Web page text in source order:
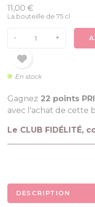
11,00 €
La bouteille de 75 cl
- +
En stock
Gagnez 22 points
avec l'achat de cette
Le CLUB FIDÉLITÉ,
DESCRIPTION